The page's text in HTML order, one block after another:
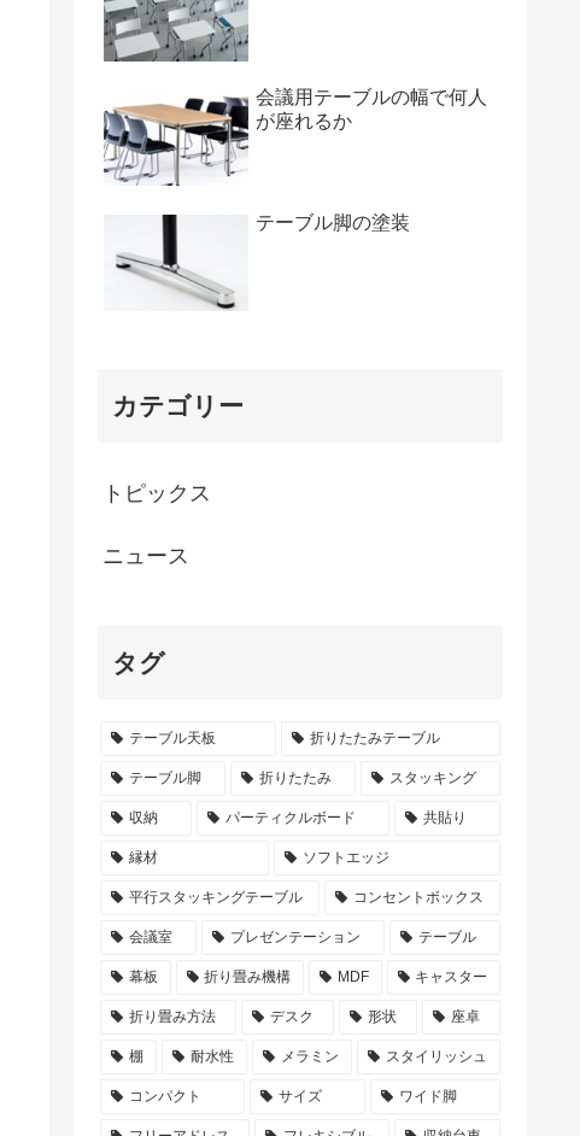
会議用テーブルの幅で何人
が座れるか
テーブル脚の塗装
カテゴリー
トピックス
ニュース
タグ
テーブル天板 折りたたみテーブル
テーブル脚 折りたたみ スタッキング
収納 パーティクルボード 共貼り
縁材 ソフトエッジ
平行スタッキングテーブル コンセントボックス
会議室 プレゼンテーション テーブル
幕板 折り畳み機構 MDF キャスター
折り畳み方法 デスク 形状 座卓
棚 耐水性 メラミン スタイリッシュ
コンパクト サイズ ワイド脚